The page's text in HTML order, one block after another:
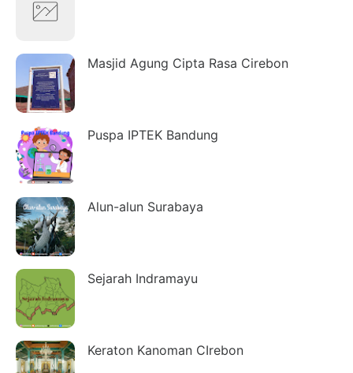
Masjid Agung Cipta Rasa Cirebon
Puspa IPTEK Bandung
Alun-alun Surabaya
Sejarah Indramayu
Keraton Kanoman CIrebon